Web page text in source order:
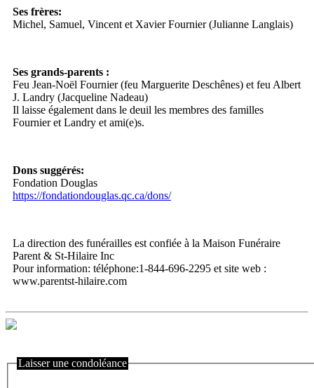
Ses frères:
Michel, Samuel, Vincent et Xavier Fournier (Julianne Langlais)
Ses grands-parents :
Feu Jean-Noël Fournier (feu Marguerite Deschênes) et feu Albert
J. Landry (Jacqueline Nadeau)
Il laisse également dans le deuil les membres des familles
Fournier et Landry et ami(e)s.
Dons suggérés:
Fondation Douglas
https://fondationdouglas.qc.ca/dons/
La direction des funérailles est confiée à la Maison Funéraire
Parent & St-Hilaire Inc
Pour information: téléphone:1-844-696-2295 et site web :
www.parentst-hilaire.com
Laisser une condoléance